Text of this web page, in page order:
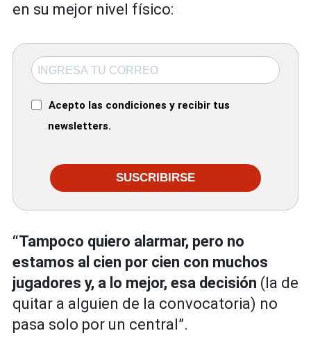
en su mejor nivel físico:
Acepto las condiciones y recibir tus
newsletters.
SUSCRIBIRSE
“Tampoco quiero alarmar, pero no
estamos al cien por cien con muchos
jugadores y, a lo mejor, esa decisión (la de
quitar a alguien de la convocatoria) no
pasa solo por un central”.